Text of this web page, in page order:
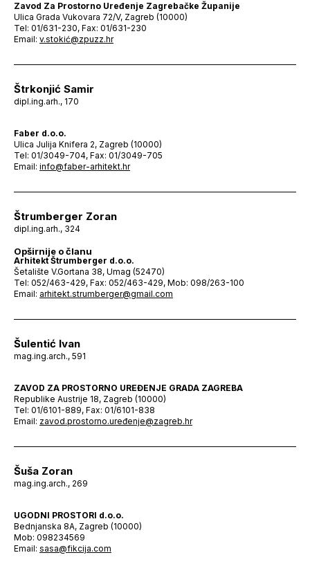
Zavod Za Prostorno Uređenje Zagrebačke Županije
Ulica Grada Vukovara 72/V, Zagreb (10000)
Tel: 01/631-230, Fax: 01/631-230
Email: v.stokić@zpuzz.hr
Štrkonjić Samir
dipl.ing.arh., 170
Faber d.o.o.
Ulica Julija Knifera 2, Zagreb (10000)
Tel: 01/3049-704, Fax: 01/3049-705
Email: info@faber-arhitekt.hr
Štrumberger Zoran
dipl.ing.arh., 324
Opširnije o članu
Arhitekt Štrumberger d.o.o.
Šetalište V.Gortana 38, Umag (52470)
Tel: 052/463-429, Fax: 052/463-429, Mob: 098/263-100
Email: arhitekt.strumberger@gmail.com
Šulentić Ivan
mag.ing.arch., 591
ZAVOD ZA PROSTORNO UREĐENJE GRADA ZAGREBA
Republike Austrije 18, Zagreb (10000)
Tel: 01/6101-889, Fax: 01/6101-838
Email: zavod.prostorno.uređenje@zagreb.hr
Šuša Zoran
mag.ing.arch., 269
UGODNI PROSTORI d.o.o.
Bednjanska 8A, Zagreb (10000)
Mob: 098234569
Email: sasa@fikcija.com